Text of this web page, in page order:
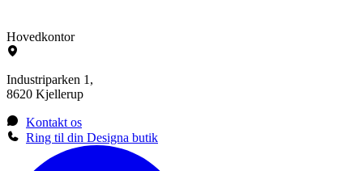
Hovedkontor
Industriparken 1,
8620 Kjellerup
Kontakt os
Ring til din Designa butik